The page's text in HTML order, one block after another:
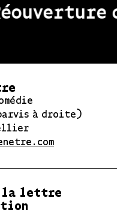
à droite)
la lettre